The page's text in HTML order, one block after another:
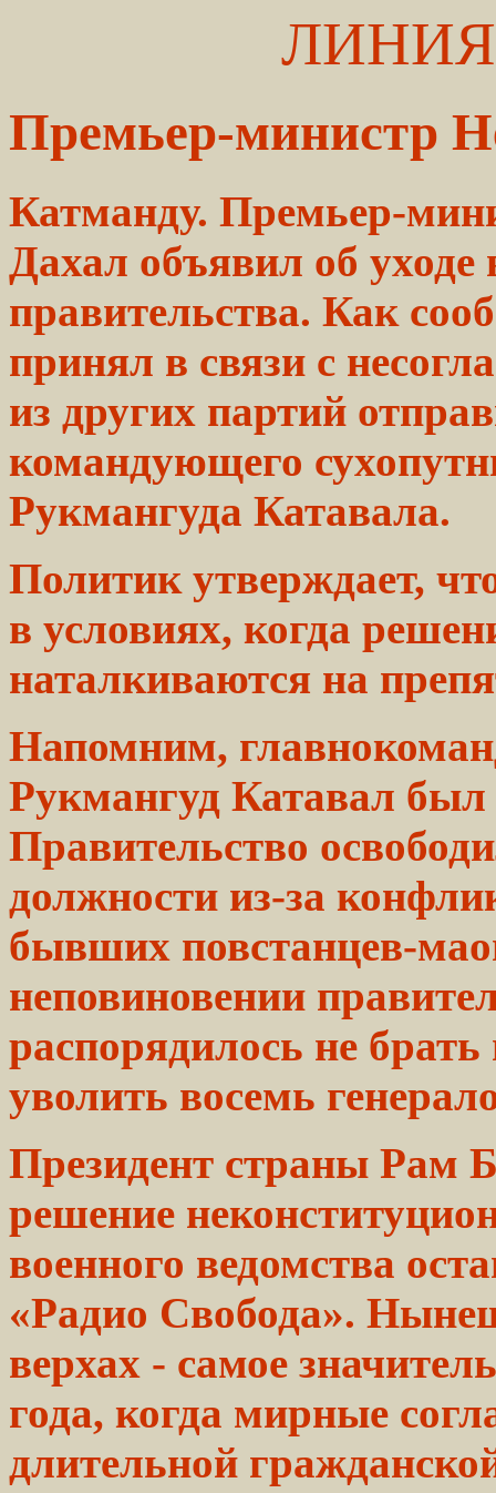
Премьер-министр
Катманду. Премьер-
Дахал объявил об уходе
правительства. Как
принял в связи с
из других партий
командующего
Рукмангуда Катавала.
Политик утверждает,
в условиях, когда
наталкиваются на
Напомним,
Рукмангуд Катавал
Правительство
должности из-за
бывших повстанцев-
неповиновении
распорядилось не
уволить восемь
Президент страны Рам
решение
военного ведомства
«Радио Свобода».
верхах - самое
года, когда мирные
длительной